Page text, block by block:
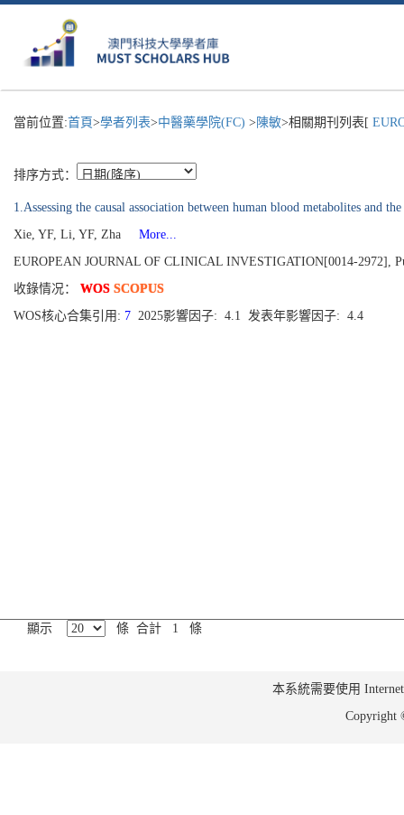
當前位置:首頁>學者列表>中醫藥學院(FC) > 陳敏>相關期刊列表[
排序方式：
1.Assessing the causal association between human blood metabolites and
Xie, YF, Li, YF, Zha
More...
EUROPEAN JOURNAL OF CLINICAL INVESTIGATION[0014-2972],
收錄情况： WOS SCOPUS
WOS核心合集引用: 7 2025影響因子: 4.1 发表年影響因子: 4.4
顯示 條 合計 1 條
本系統需要使用
Copyright